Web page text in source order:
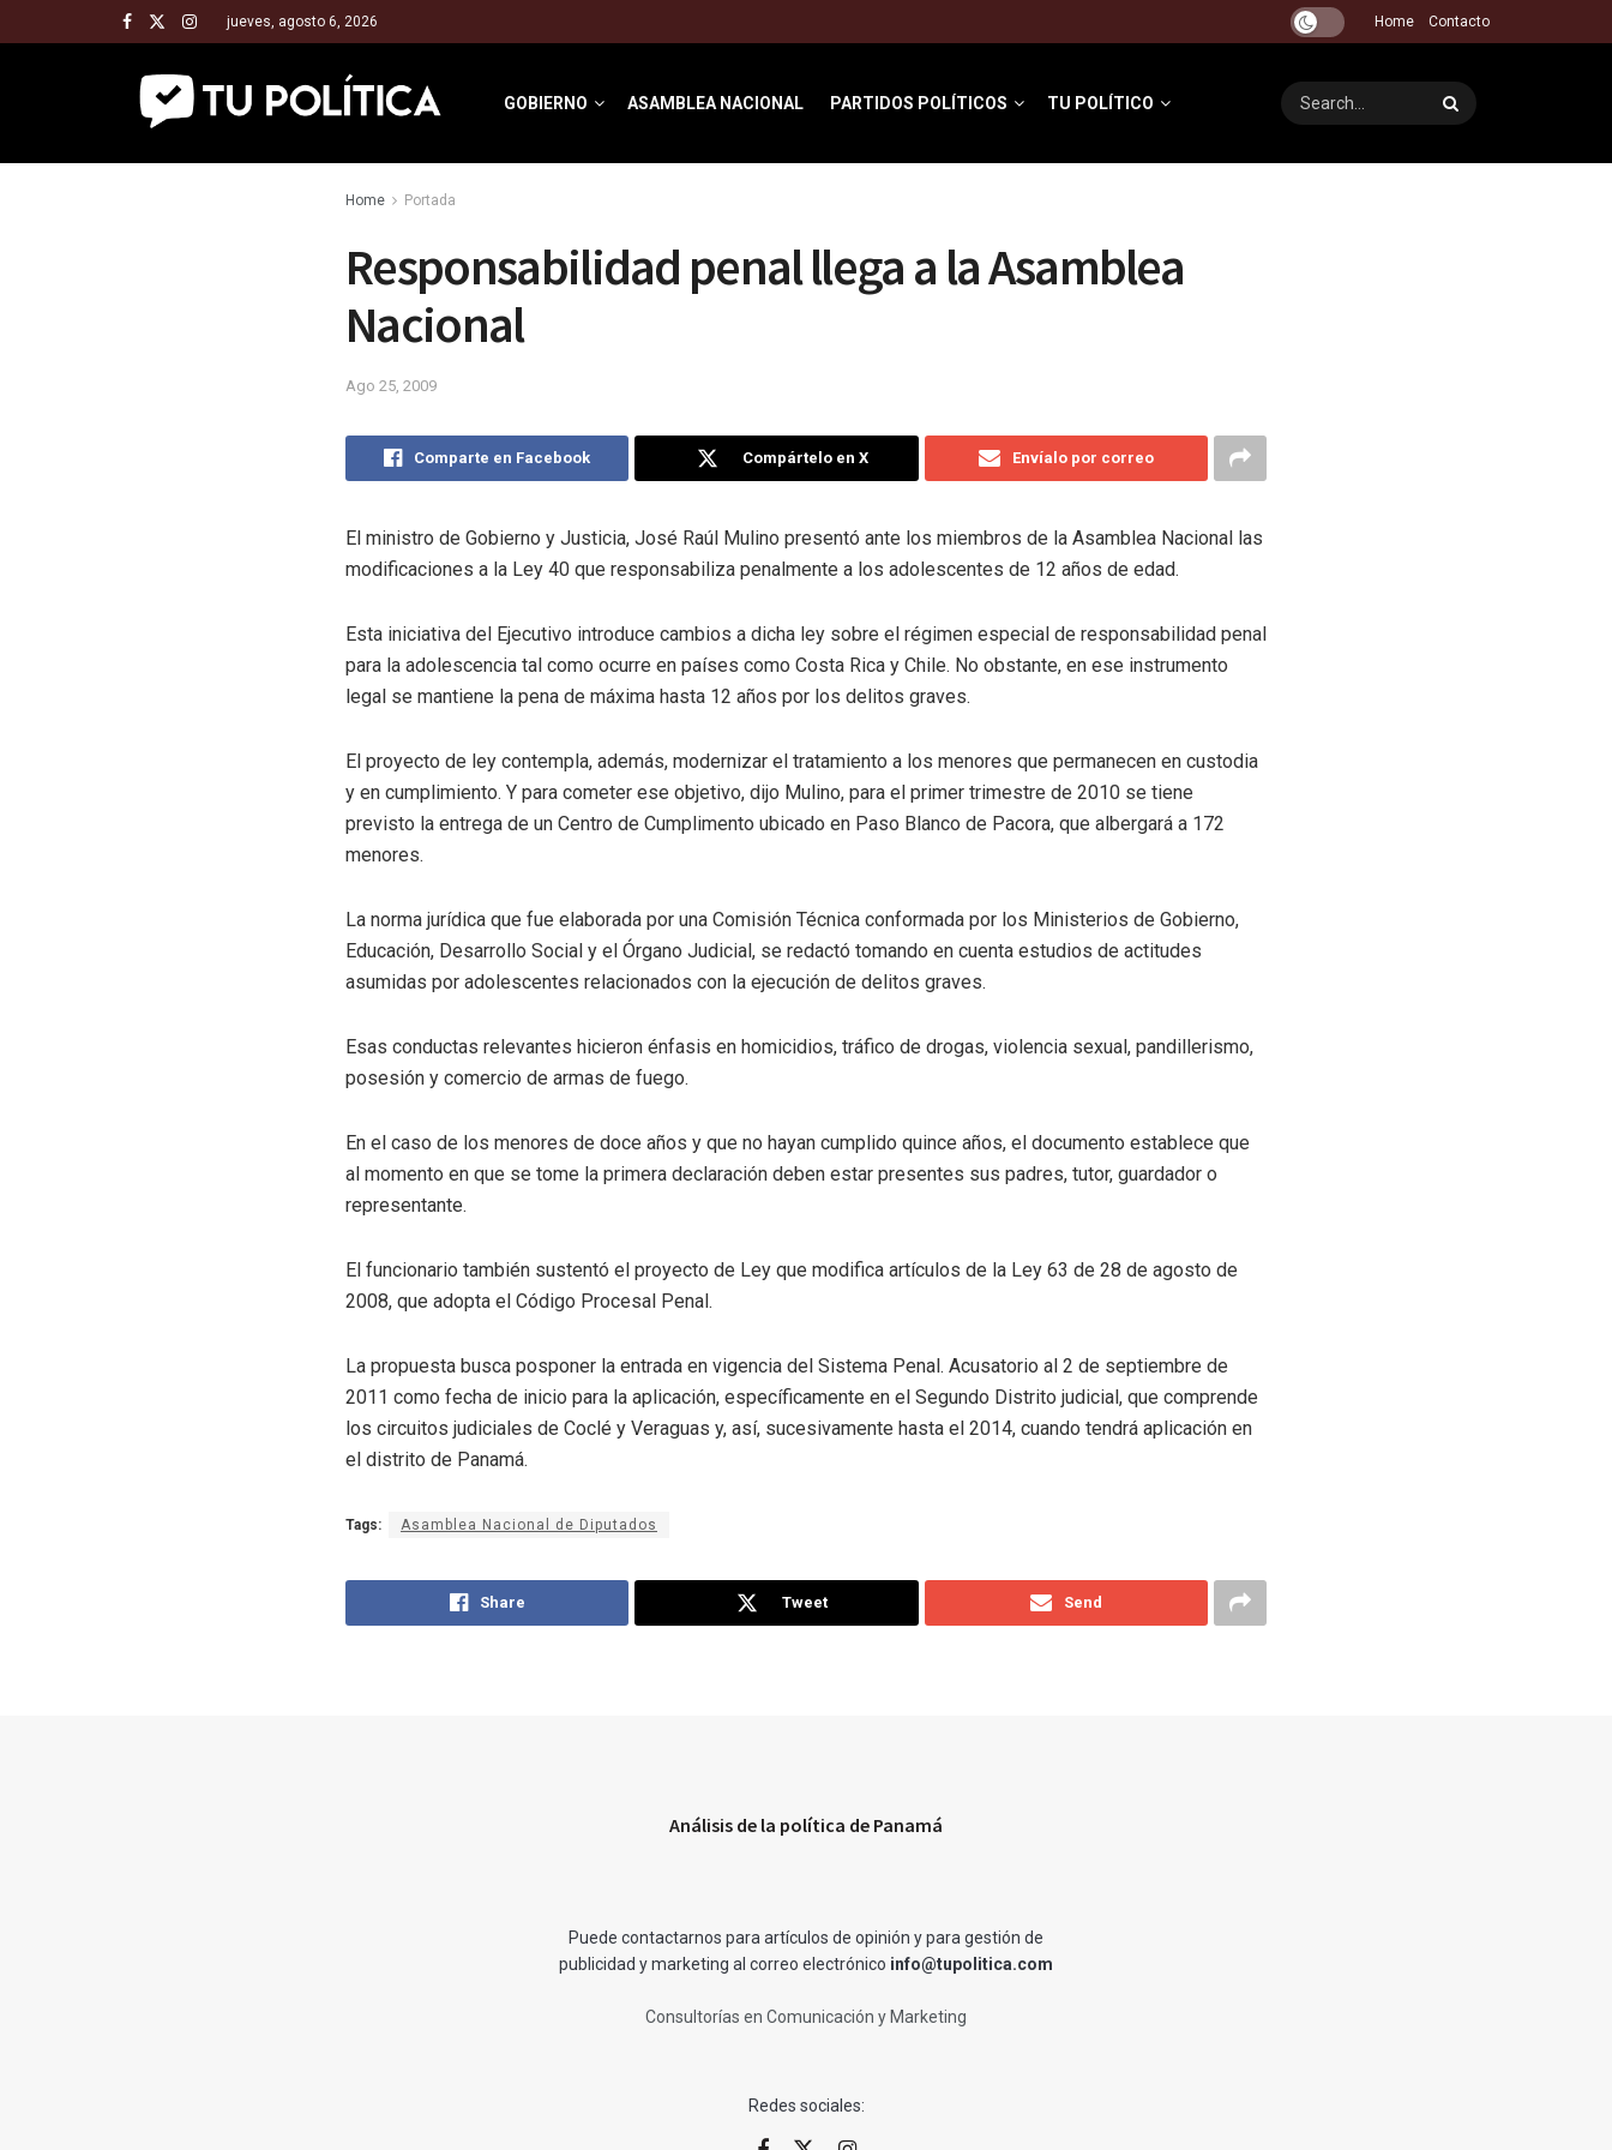
jueves, agosto 6, 2026 Home Contacto
GOBIERNO ASAMBLEA NACIONAL PARTIDOS POLÍTICOS TU POLÍTICO
Home Portada
Responsabilidad penal llega a la Asamblea
Nacional
Ago 25, 2009
Comparte en Facebook Compártelo en X Envíalo por correo
El ministro de Gobierno y Justicia, José Raúl Mulino presentó ante los miembros de la Asamblea Nacional las
modificaciones a la Ley 40 que responsabiliza penalmente a los adolescentes de 12 años de edad.
Esta iniciativa del Ejecutivo introduce cambios a dicha ley sobre el régimen especial de responsabilidad penal
para la adolescencia tal como ocurre en países como Costa Rica y Chile. No obstante, en ese instrumento
legal se mantiene la pena de máxima hasta 12 años por los delitos graves.
El proyecto de ley contempla, además, modernizar el tratamiento a los menores que permanecen en custodia
y en cumplimiento. Y para cometer ese objetivo, dijo Mulino, para el primer trimestre de 2010 se tiene
previsto la entrega de un Centro de Cumplimento ubicado en Paso Blanco de Pacora, que albergará a 172
menores.
La norma jurídica que fue elaborada por una Comisión Técnica conformada por los Ministerios de Gobierno,
Educación, Desarrollo Social y el Órgano Judicial, se redactó tomando en cuenta estudios de actitudes
asumidas por adolescentes relacionados con la ejecución de delitos graves.
Esas conductas relevantes hicieron énfasis en homicidios, tráfico de drogas, violencia sexual, pandillerismo,
posesión y comercio de armas de fuego.
En el caso de los menores de doce años y que no hayan cumplido quince años, el documento establece que
al momento en que se tome la primera declaración deben estar presentes sus padres, tutor, guardador o
representante.
El funcionario también sustentó el proyecto de Ley que modifica artículos de la Ley 63 de 28 de agosto de
2008, que adopta el Código Procesal Penal.
La propuesta busca posponer la entrada en vigencia del Sistema Penal. Acusatorio al 2 de septiembre de
2011 como fecha de inicio para la aplicación, específicamente en el Segundo Distrito judicial, que comprende
los circuitos judiciales de Coclé y Veraguas y, así, sucesivamente hasta el 2014, cuando tendrá aplicación en
el distrito de Panamá.
Tags: Asamblea Nacional de Diputados
Share Tweet Send
Análisis de la política de Panamá
Puede contactarnos para artículos de opinión y para gestión de
publicidad y marketing al correo electrónico info@tupolitica.com
Consultorías en Comunicación y Marketing
Redes sociales: